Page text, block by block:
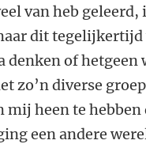
van heb
dit
denken of hetgeen
zo’n diverse
mij heen te hebben
een andere